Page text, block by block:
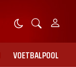
VOETBALPOOL